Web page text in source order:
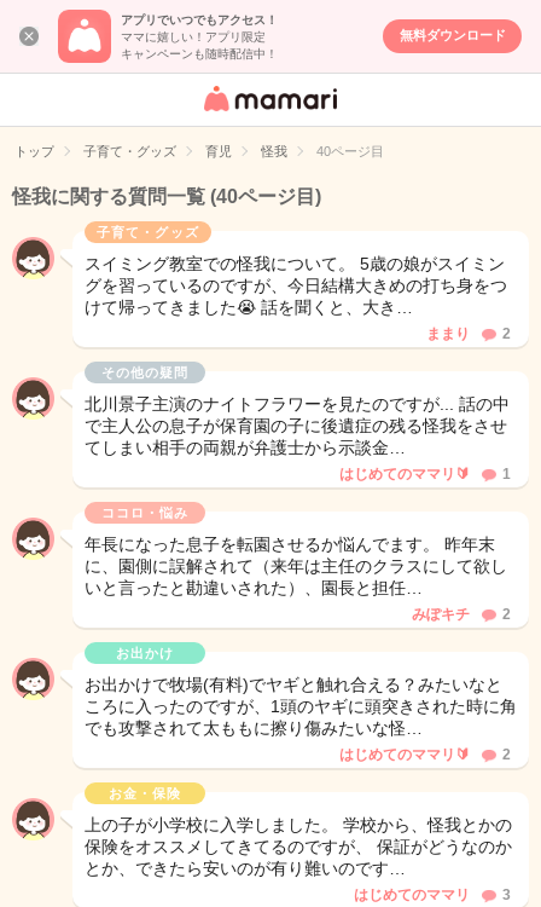
アプリでいつでもアクセス！
ママに嬉しい！アプリ限定
キャンペーンも随時配信中！
無料ダウンロード
女性専用匿名QA
イト
トップ 子育て・グッズ 育児 怪我 40ページ目
怪我に関する質問一覧 (40ページ目)
子育て・グッズ
スイミング教室での怪我について。 5歳の娘がスイミン
グを習っているのですが、今日結構大きめの打ち身をつ
けて帰ってきました😭 話を聞くと、大き…
ままり 2
その他の疑問
北川景子主演のナイトフラワーを見たのですが... 話の中
で主人公の息子が保育園の子に後遺症の残る怪我をさせ
てしまい相手の両親が弁護士から示談金…
はじめてのママリ🔰 1
ココロ・悩み
年長になった息子を転園させるか悩んでます。 昨年末
に、園側に誤解されて（来年は主任のクラスにして欲し
いと言ったと勘違いされた）、園長と担任…
みぽキチ 2
お出かけ
お出かけで牧場(有料)でヤギと触れ合える？みたいなと
ころに入ったのですが、1頭のヤギに頭突きされた時に角
でも攻撃されて太ももに擦り傷みたいな怪…
はじめてのママリ🔰 2
お金・保険
上の子が小学校に入学しました。 学校から、怪我とかの
保険をオススメしてきてるのですが、 保証がどうなのか
とか、できたら安いのが有り難いのです…
はじめてのママリ 3